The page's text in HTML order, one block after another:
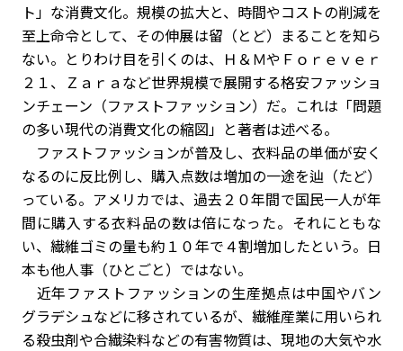
ト」な消費文化。規模の拡大と、時間やコストの削減を
至上命令として、その伸展は留（とど）まることを知ら
ない。とりわけ目を引くのは、Ｈ＆ＭやＦｏｒｅｖｅｒ
２１、Ｚａｒａなど世界規模で展開する格安ファッショ
ンチェーン（ファストファッション）だ。これは「問題
の多い現代の消費文化の縮図」と著者は述べる。
ファストファッションが普及し、衣料品の単価が安く
なるのに反比例し、購入点数は増加の一途を辿（たど）
っている。アメリカでは、過去２０年間で国民一人が年
間に購入する衣料品の数は倍になった。それにともな
い、繊維ゴミの量も約１０年で４割増加したという。日
本も他人事（ひとごと）ではない。
近年ファストファッションの生産拠点は中国やバン
グラデシュなどに移されているが、繊維産業に用いられ
る殺虫剤や合繊染料などの有害物質は、現地の大気や水